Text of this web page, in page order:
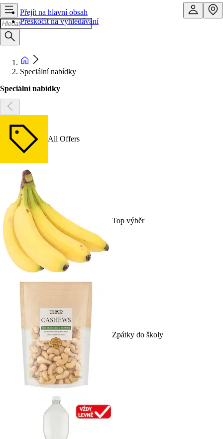
Přejít na hlavní obsah
Přeskočit na vyhledávání
Speciální nabídky
Speciální nabídky
All Offers
Top výběr
Zpátky do školy